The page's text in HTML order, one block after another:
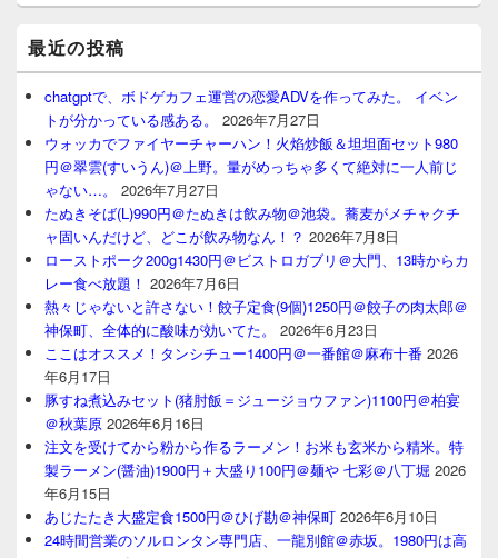
最近の投稿
chatgptで、ボドゲカフェ運営の恋愛ADVを作ってみた。 イベン
トが分かっている感ある。
2026年7月27日
ウォッカでファイヤーチャーハン！火焰炒飯＆坦坦面セット980
円＠翠雲(すいうん)＠上野。量がめっちゃ多くて絶対に一人前じ
ゃない…。
2026年7月27日
たぬきそば(L)990円＠たぬきは飲み物＠池袋。蕎麦がメチャクチ
ャ固いんだけど、どこが飲み物なん！？ 2026年7月8日
ローストポーク200g1430円＠ビストロガブリ＠大門、13時からカ
レー食べ放題！ 2026年7月6日
熱々じゃないと許さない！餃子定食(9個)1250円＠餃子の肉太郎＠
神保町、全体的に酸味が効いてた。
2026年6月23日
ここはオススメ！タンシチュー1400円＠一番館＠麻布十番 2026
年6月17日
豚すね煮込みセット(猪肘飯＝ジュージョウファン)1100円＠柏宴
＠秋葉原 2026年6月16日
注文を受けてから粉から作るラーメン！お米も玄米から精米。特
製ラーメン(醤油)1900円＋大盛り100円＠麺や 七彩＠八丁堀 2026
年6月15日
あじたたき大盛定食1500円＠ひげ勘＠神保町 2026年6月10日
24時間営業のソルロンタン専門店、一龍別館＠赤坂。1980円は高